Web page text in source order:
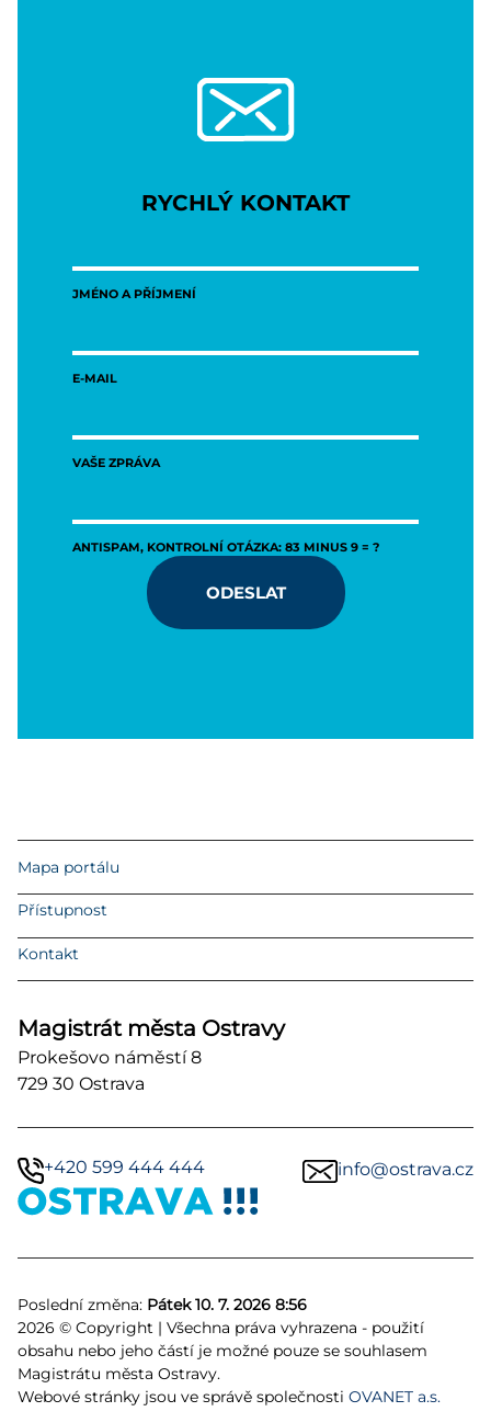
RYCHLÝ KONTAKT
JMÉNO A PŘÍJMENÍ
E-MAIL
VAŠE ZPRÁVA
ANTISPAM, KONTROLNÍ OTÁZKA: 83 MINUS 9 = ?
ODESLAT
Mapa portálu
Přístupnost
Kontakt
Magistrát města Ostravy
Prokešovo náměstí 8
729 30 Ostrava
+420 599 444 444 info@ostrava.cz
Poslední změna: Pátek 10. 7. 2026 8:56
2026 © Copyright | Všechna práva vyhrazena - použití
obsahu nebo jeho částí je možné pouze se souhlasem
Magistrátu města Ostravy.
Webové stránky jsou ve správě společnosti OVANET a.s.